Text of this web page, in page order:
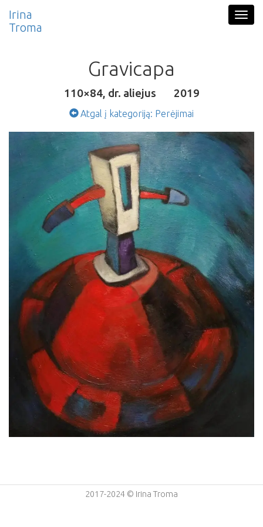
Irina
Troma
Gravicapa
110×84, dr. aliejus 2019
Atgal į kategoriją: Perėjimai
2017-2024 © Irina Troma